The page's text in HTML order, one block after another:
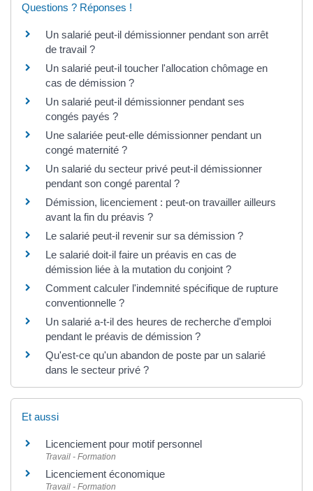
Questions ? Réponses !
Un salarié peut-il démissionner pendant son arrêt
de travail ?
Un salarié peut-il toucher l'allocation chômage en
cas de démission ?
Un salarié peut-il démissionner pendant ses
congés payés ?
Une salariée peut-elle démissionner pendant un
congé maternité ?
Un salarié du secteur privé peut-il démissionner
pendant son congé parental ?
Démission, licenciement : peut-on travailler ailleurs
avant la fin du préavis ?
Le salarié peut-il revenir sur sa démission ?
Le salarié doit-il faire un préavis en cas de
démission liée à la mutation du conjoint ?
Comment calculer l'indemnité spécifique de rupture
conventionnelle ?
Un salarié a-t-il des heures de recherche d'emploi
pendant le préavis de démission ?
Qu'est-ce qu'un abandon de poste par un salarié
dans le secteur privé ?
Et aussi
Licenciement pour motif personnel
Travail - Formation
Licenciement économique
Travail - Formation